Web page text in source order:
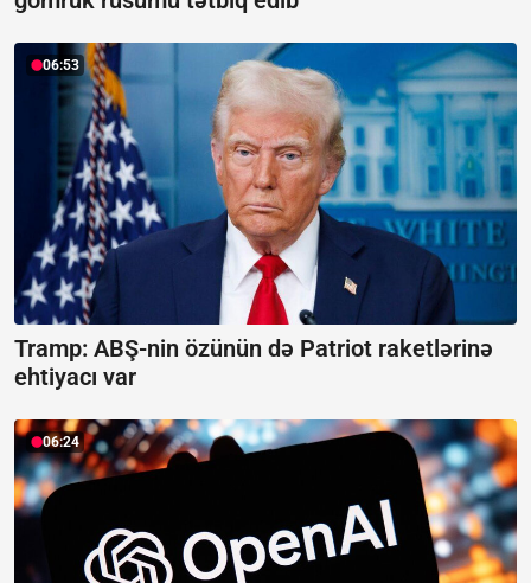
06:53
Tramp: ABŞ-nin özünün də Patriot raketlərinə
ehtiyacı var
06:24